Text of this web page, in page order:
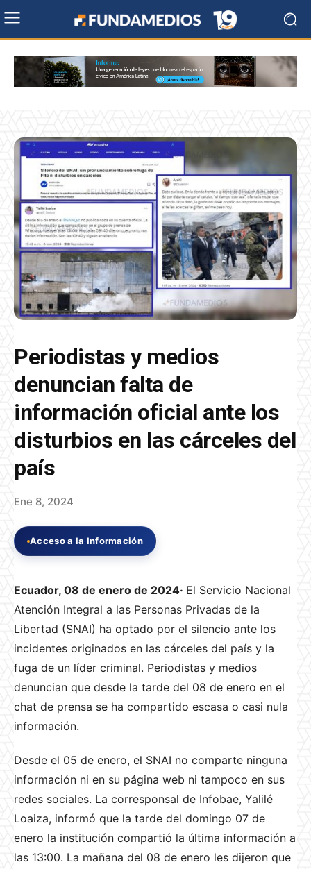
Periodistas y medios
denuncian falta de
información oficial ante los
disturbios en las cárceles del
país
Ene 8, 2024
Acceso a la Información
Ecuador, 08 de enero de 2024· El Servicio Nacional
Atención Integral a las Personas Privadas de la
Libertad (SNAI) ha optado por el silencio ante los
incidentes originados en las cárceles del país y la
fuga de un líder criminal. Periodistas y medios
denuncian que desde la tarde del 08 de enero en el
chat de prensa se ha compartido escasa o casi nula
información.
Desde el 05 de enero, el SNAI no comparte ninguna
información ni en su página web ni tampoco en sus
redes sociales. La corresponsal de Infobae, Yalilé
Loaiza, informó que la tarde del domingo 07 de
enero la institución compartió la última información a
las 13:00. La mañana del 08 de enero les dijeron que